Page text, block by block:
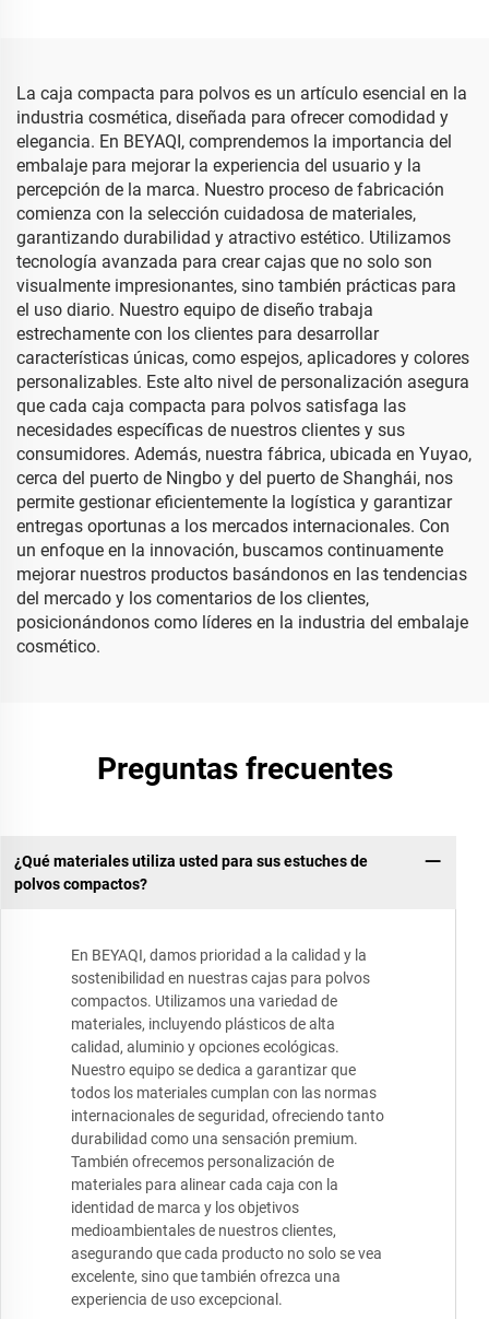
Embalaje
botellas de plástico con
cuentagotas
La caja compacta para polvos es un artículo esencial en la
industria cosmética, diseñada para ofrecer comodidad y
elegancia. En BEYAQI, comprendemos la importancia del
embalaje para mejorar la experiencia del usuario y la
percepción de la marca. Nuestro proceso de fabricación
comienza con la selección cuidadosa de materiales,
garantizando durabilidad y atractivo estético. Utilizamos
tecnología avanzada para crear cajas que no solo son
visualmente impresionantes, sino también prácticas para
el uso diario. Nuestro equipo de diseño trabaja
estrechamente con los clientes para desarrollar
características únicas, como espejos, aplicadores y colores
personalizables. Este alto nivel de personalización asegura
que cada caja compacta para polvos satisfaga las
necesidades específicas de nuestros clientes y sus
consumidores. Además, nuestra fábrica, ubicada en Yuyao,
cerca del puerto de Ningbo y del puerto de Shanghái, nos
permite gestionar eficientemente la logística y garantizar
entregas oportunas a los mercados internacionales. Con
un enfoque en la innovación, buscamos continuamente
mejorar nuestros productos basándonos en las tendencias
del mercado y los comentarios de los clientes,
posicionándonos como líderes en la industria del embalaje
cosmético.
Preguntas frecuentes
¿Qué materiales utiliza usted para sus estuches de
polvos compactos?
En BEYAQI, damos prioridad a la calidad y la
sostenibilidad en nuestras cajas para polvos
compactos. Utilizamos una variedad de
materiales, incluyendo plásticos de alta
calidad, aluminio y opciones ecológicas.
Nuestro equipo se dedica a garantizar que
todos los materiales cumplan con las normas
internacionales de seguridad, ofreciendo tanto
durabilidad como una sensación premium.
También ofrecemos personalización de
materiales para alinear cada caja con la
identidad de marca y los objetivos
medioambientales de nuestros clientes,
asegurando que cada producto no solo se vea
excelente, sino que también ofrezca una
experiencia de uso excepcional.